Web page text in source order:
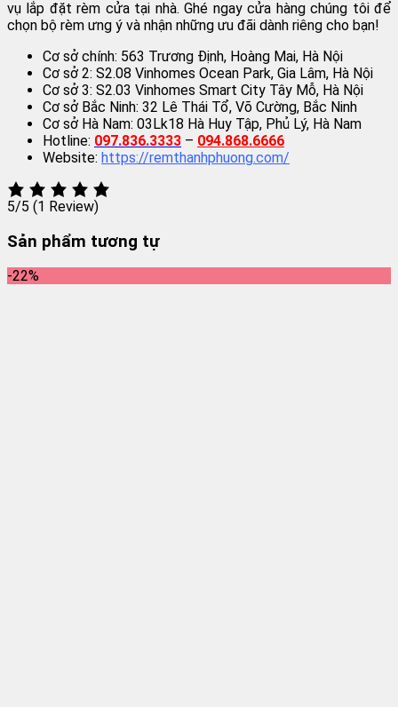
vụ lắp đặt rèm cửa tại nhà. Ghé ngay cửa hàng chúng tôi để
chọn bộ rèm ưng ý và nhận những ưu đãi dành riêng cho bạn!
Cơ sở chính: 563 Trương Định, Hoàng Mai, Hà Nội
Cơ sở 2: S2.08 Vinhomes Ocean Park, Gia Lâm, Hà Nội
Cơ sở 3: S2.03 Vinhomes Smart City Tây Mỗ, Hà Nội
Cơ sở Bắc Ninh: 32 Lê Thái Tổ, Võ Cường, Bắc Ninh
Cơ sở Hà Nam: 03Lk18 Hà Huy Tập, Phủ Lý, Hà Nam
Hotline: 097.836.3333 – 094.868.6666
Website: https://remthanhphuong.com/
5/5 (1 Review)
Sản phẩm tương tự
-22%